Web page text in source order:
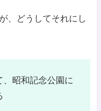
、どうしてそれにし
昭和記念公園に